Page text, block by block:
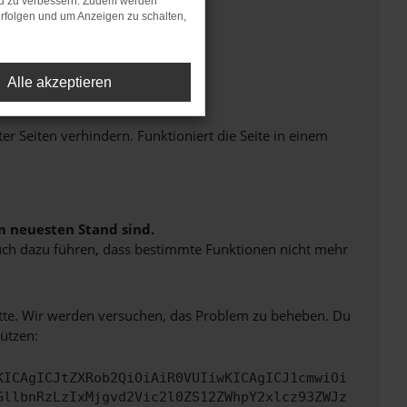
Seiten verhindern. Funktioniert die Seite in einem
neuesten Stand sind.
dazu führen, dass bestimmte Funktionen nicht mehr
Wir werden versuchen, das Problem zu beheben. Du
und um Anzeigen zu schalten,
Alle akzeptieren